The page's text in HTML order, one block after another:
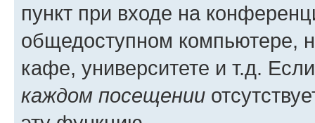
пункт при входе на
общедоступном компьютере,
кафе, университете и т.д.
каждом посещении